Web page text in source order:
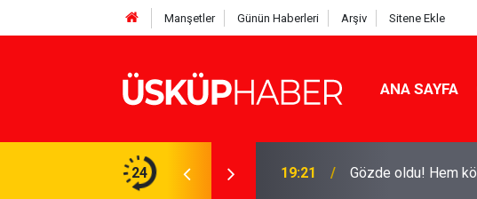
Manşetler Günün Haberleri Arşiv Sitene Ekle
ANA SAYFA
24 19:21 Gözde oldu! Hem